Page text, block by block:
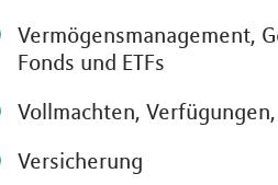
Vermögensmanagement,
Fonds und ETFs
Vollmachten,
Versicherung